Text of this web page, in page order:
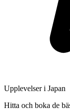
Upplevelser i Japan
Hitta och boka de